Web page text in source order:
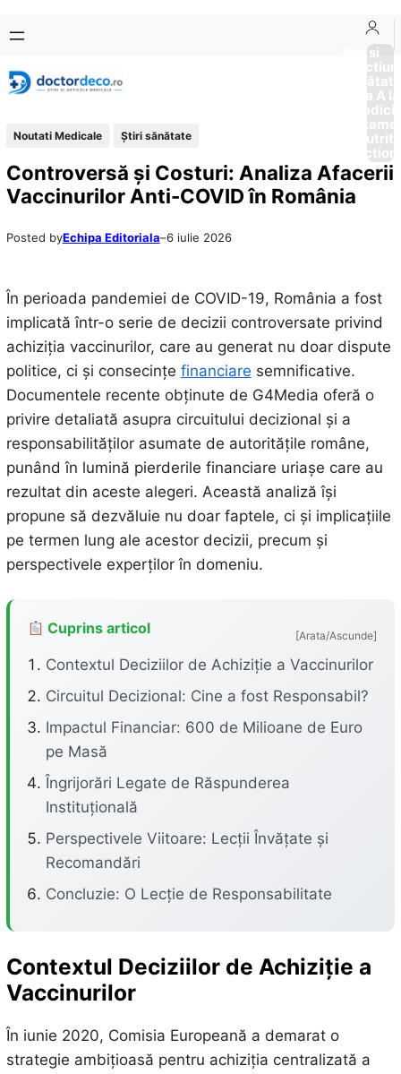
conținut
content
Boli si
Afectiuni
Sănătate
de la A
Noutati Medicale Ştiri sănătate
Controversă și Costuri: Analiza Afacerii
Vaccinurilor Anti-COVID în România
Posted byEchipa Editoriala–6 iulie 2026
În perioada pandemiei de COVID-19, România a fost
implicată într-o serie de decizii controversate privind
achiziția vaccinurilor, care au generat nu doar dispute
politice, ci și consecințe financiare semnificative.
Documentele recente obținute de G4Media oferă o
privire detaliată asupra circuitului decizional și a
responsabilităților asumate de autoritățile române,
punând în lumină pierderile financiare uriașe care au
rezultat din aceste alegeri. Această analiză își
propune să dezvăluie nu doar faptele, ci și implicațiile
pe termen lung ale acestor decizii, precum și
perspectivele experților în domeniu.
Cuprins articol [Arata/Ascunde]
Contextul Deciziilor de Achiziție a Vaccinurilor
Circuitul Decizional: Cine a fost Responsabil?
Impactul Financiar: 600 de Milioane de Euro
pe Masă
Îngrijorări Legate de Răspunderea
Instituțională
Perspectivele Viitoare: Lecții Învățate și
Recomandări
Concluzie: O Lecție de Responsabilitate
Contextul Deciziilor de Achiziție a
Vaccinurilor
În iunie 2020, Comisia Europeană a demarat o
strategie ambițioasă pentru achiziția centralizată a